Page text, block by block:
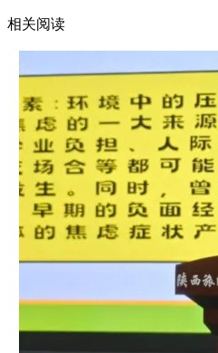
相关阅读